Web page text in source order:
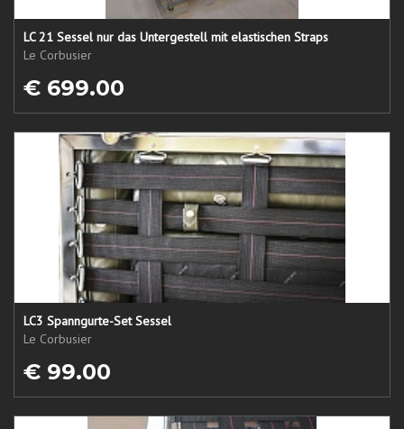
LC 21 Sessel nur das Untergestell mit elastischen Straps
Le Corbusier
€ 699.00
LC3 Spanngurte-Set Sessel
Le Corbusier
€ 99.00